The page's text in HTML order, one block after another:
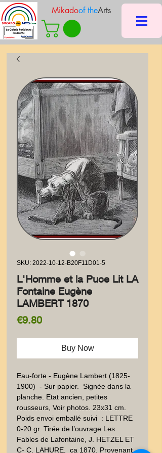
Mikadoof theArts
SKU: 2022-10-12-B20F11D01-5
L'Homme et la Puce Lit LA
Fontaine Eugène
LAMBERT 1870
€9.80Price
Buy Now
Eau-forte - Eugène Lambert (1825-
1900)  - Sur papier.  Signée dans la
planche. Etat ancien, petites
rousseurs, Voir photos. 23x31 cm.
Poids envoi emballé suivi  : LETTRE
0-20 gr. Tirée de l’ouvrage Les
Fables de Lafontaine, J. HETZEL ET
C- C. LAHURE,  ca 1870. Provenant